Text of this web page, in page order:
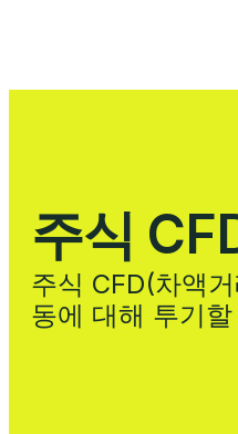
주식
주식 CFD(차액
동에 대해 투기